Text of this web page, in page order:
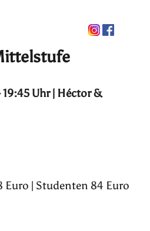
Uhr | Héctor &
Euro | Studenten 84 Euro